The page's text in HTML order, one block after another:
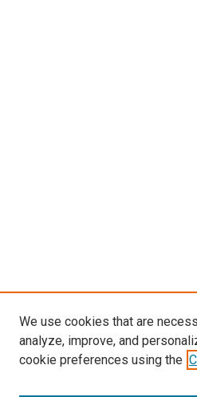
We use cookies that are
analyze, improve, and
cookie preferences using the